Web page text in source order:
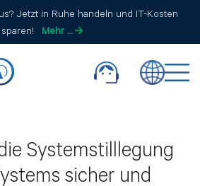
Jetzt in Ruhe handeln und IT-Kosten
sparen!
Mehr …
Systemstilllegung
sicher und